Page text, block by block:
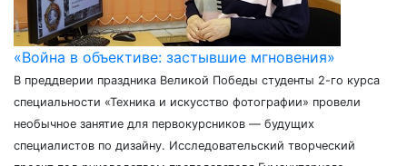
«Война в объективе: застывшие мгновения»
В преддверии праздника Великой Победы студенты 2-го курса
специальности «Техника и искусство фотографии» провели
необычное занятие для первокурсников — будущих
специалистов по дизайну. Исследовательский творческий